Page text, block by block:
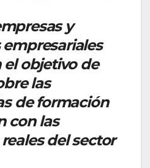
y
objetivo de
las
de formación
con las
del sector